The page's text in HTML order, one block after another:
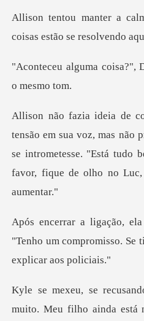
coi
a?",
não
se intrometesse. "Está tudo
"Tenho um compromisso. Se